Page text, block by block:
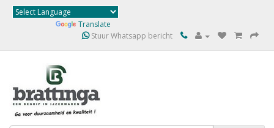
Translate
Stuur Whatsapp bericht